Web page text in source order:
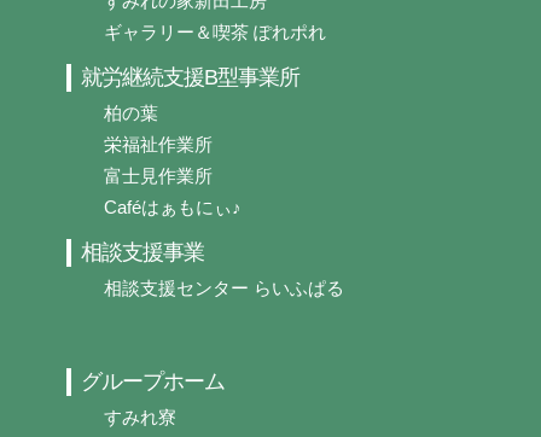
ギャラリー＆喫茶 ぽれポれ
就労継続支援B型事業所
柏の葉
栄福祉作業所
富士見作業所
Caféはぁもにぃ♪
相談支援事業
相談支援センター らいふぱる
グループホーム
すみれ寮